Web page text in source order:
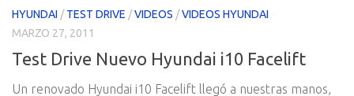
HYUNDAI /TEST DRIVE /VIDEOS /VIDEOS HYUNDAI
MARZO 27, 2011
Test Drive Nuevo Hyundai i10 Facelift
Un renovado Hyundai i10 Facelift llegó a nuestras manos,